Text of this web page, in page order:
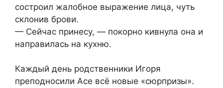
состроил жалобное выражение лица, чуть
склонив брови.
— Сейчас принесу, — покорно кивнула она и
направилась на кухню.
Каждый день родственники Игоря
преподносили Асе всё новые «сюрпризы».